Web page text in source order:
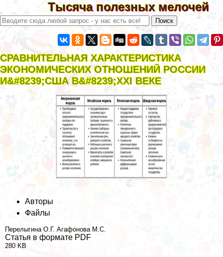
Тысяча полезных мелочей
СРАВНИТЕЛЬНАЯ ХАРАКТЕРИСТИКА
ЭКОНОМИЧЕСКИХ ОТНОШЕНИЙ РОССИИ
И&#8239;США В&#8239;XXI ВЕКЕ
Авторы
Файлы
Перелыгина О.Г. Агафонова М.С.
Статья в формате PDF
280 KB